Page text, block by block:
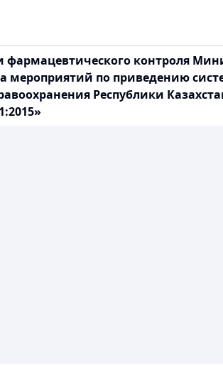
контроля
мероприятий по приведению
Республики